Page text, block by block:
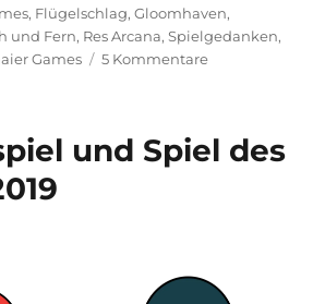
, Flügelschlag,Gloomhaven,
und Fern, Res Arcana,Spielgedanken,
Games 5 Kommentarezu
und Spiel des